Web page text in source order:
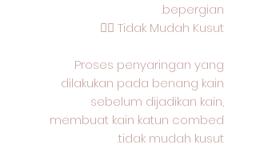
bepergian.
Tidak Mudah Kusut 🙅‍♂️
Proses penyaringan yang
dilakukan pada benang kain
sebelum dijadikan kain,
membuat kain katun combed
tidak mudah kusut.